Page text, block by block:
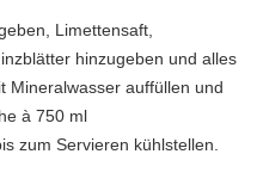
Limettensaft,
hinzugeben und alles
Mineralwasser auffüllen und
à 750 ml
zum Servieren kühlstellen.